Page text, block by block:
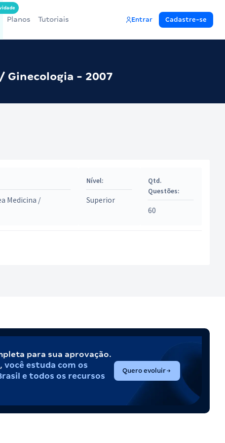
Planos Tutoriais Entrar Cadastre-se
Ginecologia - 2007
Medicina /
Nível:
Superior
Qtd.
Questões:
60
para sua aprovação.
você estuda com os
e todos os recursos
Quero evoluir(abre em nova aba)